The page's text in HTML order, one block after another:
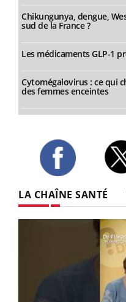
Chikungunya, dengue,
sud de la France ?
Les médicaments GLP-1
Cytomégalovirus : ce qui
des femmes enceintes
LA CHAÎNE SANTÉ